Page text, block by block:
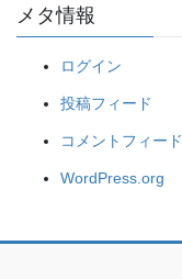
メタ情報
ログイン
投稿フィード
コメントフィード
WordPress.org